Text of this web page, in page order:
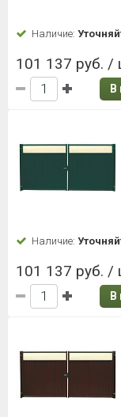
Наличие:
101 137 руб. /
В
Наличие:
101 137 руб. /
В